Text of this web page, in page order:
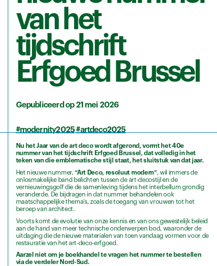
van het
tijdschrift
Erfgoed Brussel
Gepubliceerd op 21 mei 2026
#modernity2025#artdeco2025
Nu het Jaar van de art deco wordt afgerond, vormt het 40e
nummer van het tijdschrift Erfgoed Brussel, dat volledig in het
teken van die emblematische stijl staat, het sluitstuk van dat jaar.
Het nieuwe nummer,“Art Deco, resoluut modern”, wil immers de
onlosmakelijke band belichten tussen de art-decostijl en de
vernieuwingsgolf die de samenleving tijdens het interbellum grondig
veranderde. De bijdragen in dat nummer behandelen ook
maatschappelijke thema’s, zoals de toegang van vrouwen tot het
beroep van architect.
Voorts komt de evolutie van onze kennis en van ons gewestelijk beleid
aan de hand van meer technische onderwerpen bod, waaronder de
uitdaging die de nieuwe materialen van toen vandaag vormen voor de
restauratie van het art-deco-erfgoed.
Aarzel niet om je boekhandel te vragen het nummer te bestellen
via de verdeler Nord-Sud.